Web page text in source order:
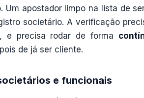
Um apostador limpo na lista de
societário. A verificação
e precisa rodar de forma
de já ser cliente.
e funcionais